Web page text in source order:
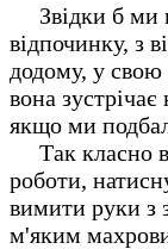
Звідки б ми
відпочинку, з
додому, у свою
вона
якщо ми
Так класно
роботи,
вимити руки з
м'яким